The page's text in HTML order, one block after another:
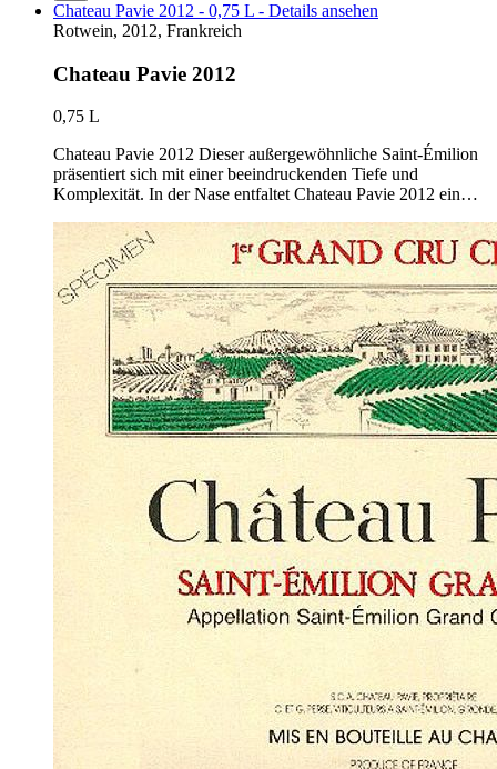
Chateau Pavie 2012 - 0,75 L - Details ansehen
Rotwein, 2012, Frankreich
Chateau Pavie 2012
0,75 L
Chateau Pavie 2012 Dieser außergewöhnliche Saint-Émilion
präsentiert sich mit einer beeindruckenden Tiefe und
Komplexität. In der Nase entfaltet Chateau Pavie 2012 ein…